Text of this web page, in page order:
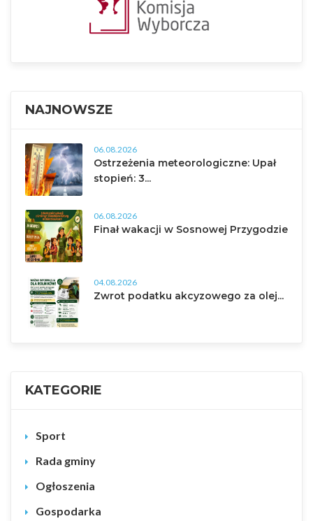
NAJNOWSZE
06.08.2026
Ostrzeżenia meteorologiczne: Upał
stopień: 3...
06.08.2026
Finał wakacji w Sosnowej Przygodzie
04.08.2026
Zwrot podatku akcyzowego za olej...
KATEGORIE
Sport
Rada gminy
Ogłoszenia
Gospodarka